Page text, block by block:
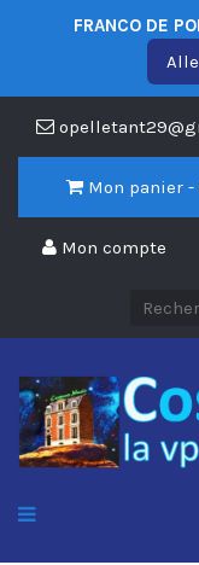
Mon panier -
Mon compte
FRANCO DE